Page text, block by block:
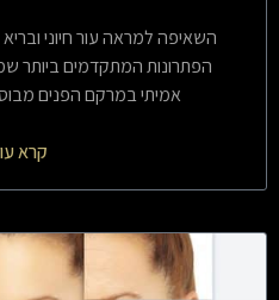
השאיפה למראה עור חיוני
הפתרונות המתקדמים ביותר
אמיתי במרקם הפנים
קרא